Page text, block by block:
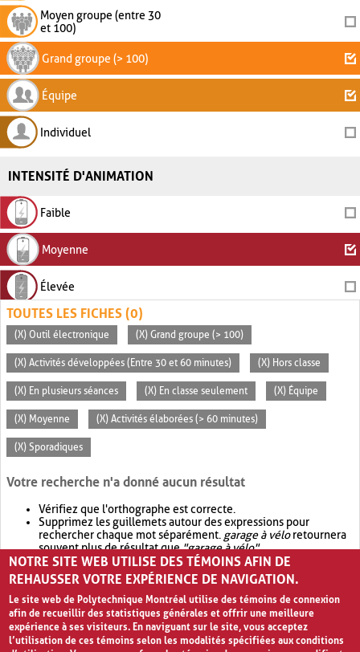
Moyen groupe (entre 30
et 100)
Grand groupe (> 100)
Équipe
Individuel
INTENSITÉ D'ANIMATION
Faible
Moyenne
Élevée
TOUTES LES FICHES (0)
(X) Outil électronique (X) Grand groupe (> 100)
(X) Activités développées (Entre 30 et 60 minutes) (X) Hors classe
(X) En plusieurs séances (X) En classe seulement (X) Équipe
(X) Moyenne (X) Activités élaborées (> 60 minutes)
(X) Sporadiques
Votre recherche n'a donné aucun résultat
Vérifiez que l'orthographe est correcte.
Supprimez les guillemets autour des expressions pour
rechercher chaque mot séparément. garage à véloretournera
souvent plus de résultat que"garage à vélo".
Envisagez d'élargir votre recherche avec OR.garage OR vélo
retournera souvent plus de résultat quegarage à vélo
NOTRE SITE WEB UTILISE DES TÉMOINS AFIN DE
REHAUSSER VOTRE EXPÉRIENCE DE NAVIGATION.
Le site web de Polytechnique Montréal utilise des témoins de connexion
afin de recueillir des statistiques générales et offrir une meilleure
expérience à ses visiteurs. En naviguant sur le site, vous acceptez
l’utilisation de ces témoins selon les modalités spécifiées aux conditions